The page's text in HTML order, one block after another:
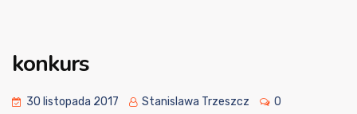
konkurs
30 listopada 2017 Stanislawa Trzeszcz 0